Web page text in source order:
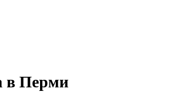
в Перми